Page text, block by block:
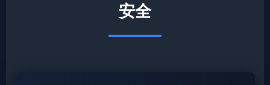
安全